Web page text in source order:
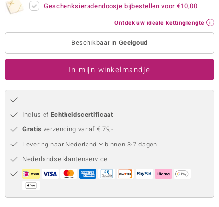
Geschenksieradendoosje bijbestellen voor €10,00
Ontdek uw ideale kettinglengte
Beschikbaar in Geelgoud
In mijn winkelmandje
Inclusief Echtheidscertificaat
Gratis verzending vanaf € 79,-
Levering naar Nederland
binnen 3-7 dagen
Nederlandse klantenservice